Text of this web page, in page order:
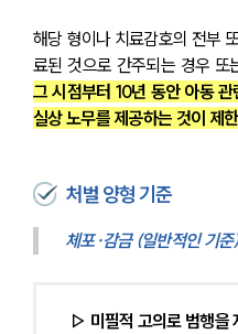
해당 형이나 치료감호의 전부
료된 것으로 간주되는 경우 또
그 시점부터 10년 동안 아동
실상 노무를 제공하는 것이 제한
처벌 양형 기준
체포·감금 (일반적인 기준)
▷ 미필적 고의로 범행을